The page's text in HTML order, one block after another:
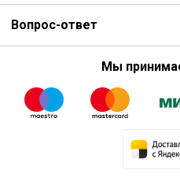
Вопрос-ответ
Мы